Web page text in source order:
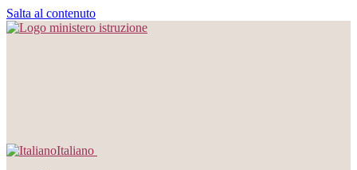
Salta al contenuto
Italiano